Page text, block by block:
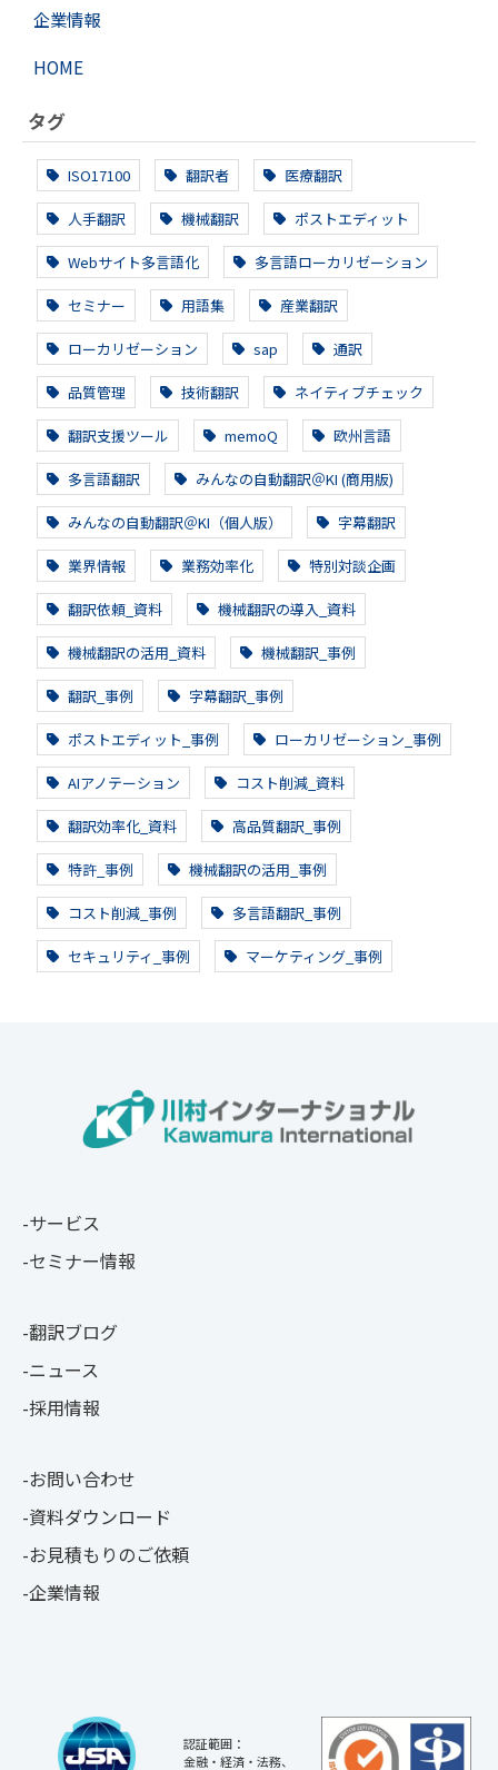
企業情報
HOME
タグ
ISO17100 翻訳者 医療翻訳
人手翻訳 機械翻訳 ポストエディット
Webサイト多言語化 多言語ローカリゼーション
セミナー 用語集 産業翻訳
ローカリゼーション sap 通訳
品質管理 技術翻訳 ネイティブチェック
翻訳支援ツール memoQ 欧州言語
多言語翻訳 みんなの自動翻訳＠KI (商用版)
みんなの自動翻訳＠KI（個人版） 字幕翻訳
業界情報 業務効率化 特別対談企画
翻訳依頼_資料 機械翻訳の導入_資料
機械翻訳の活用_資料 機械翻訳_事例
翻訳_事例 字幕翻訳_事例
ポストエディット_事例 ローカリゼーション_事例
AIアノテーション コスト削減_資料
翻訳効率化_資料 高品質翻訳_事例
特許_事例 機械翻訳の活用_事例
コスト削減_事例 多言語翻訳_事例
セキュリティ_事例 マーケティング_事例
サービス
セミナー情報
翻訳ブログ
ニュース
採用情報
お問い合わせ
資料ダウンロード
お見積もりのご依頼
企業情報
認証範囲：
金融・経済・法務、